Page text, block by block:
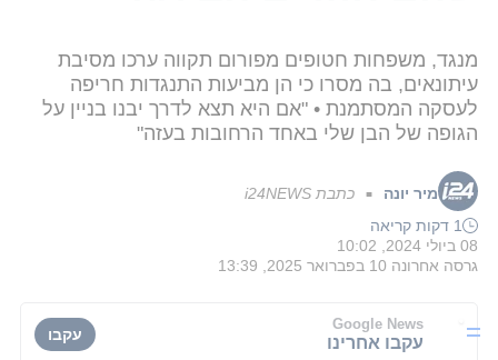
מנגד, משפחות חטופים מפורום תקווה ערכו מסיבת
עיתונאים, בה מסרו כי הן מביעות התנגדות חריפה
לעסקה המסתמנת • "אם היא תצא לדרך יבנו בניין על
הגופה של הבן שלי באחד הרחובות בעזה"
מיר יונה ■ כתבת i24NEWS
1 דקות קריאה
08 ביולי 2024, 10:02
גרסה אחרונה 10 בפברואר 2025, 13:39
Google News
עקבו אחרינו עקבו